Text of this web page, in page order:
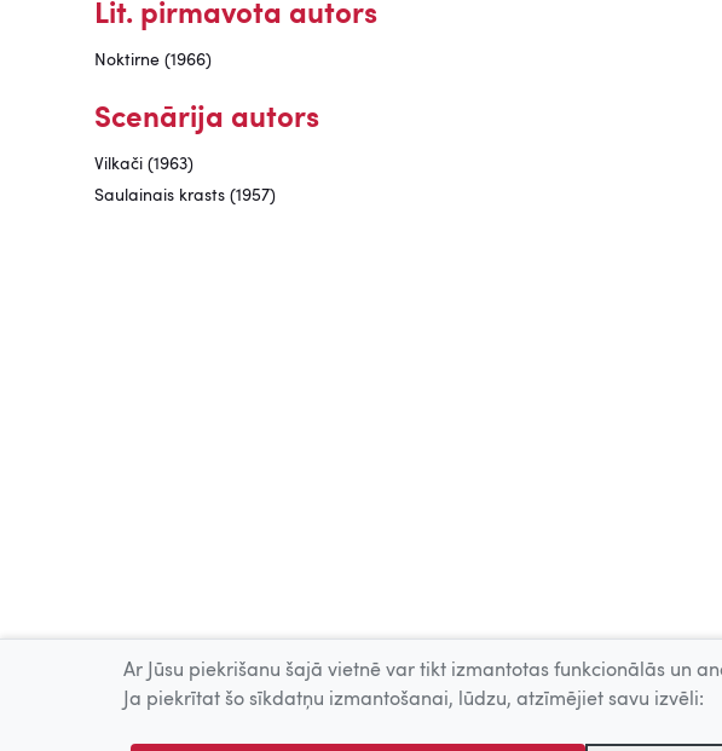
Lit. pirmavota autors
Noktirne (1966)
Scenārija autors
Vilkači (1963)
Saulainais krasts (1957)
Ar Jūsu piekrišanu šajā vietnē var tikt izmantotas funkcionālās un
Ja piekrītat šo sīkdatņu izmantošanai, lūdzu, atzīmējiet savu izvēli: